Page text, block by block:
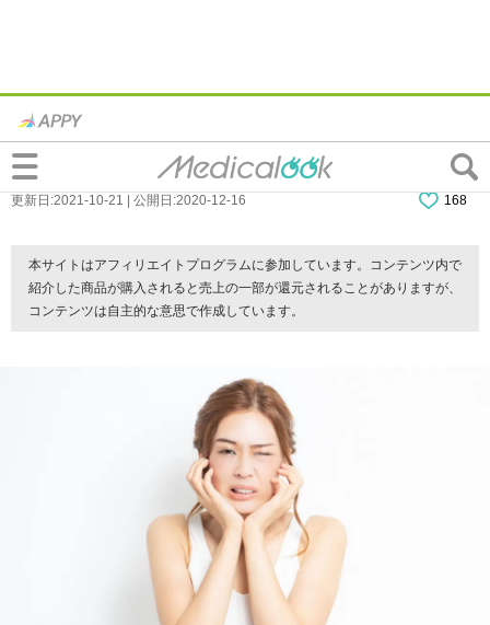
顔が痛い…ストレスによる「三叉神経痛」
かも！何科に行けばいい？
更新日:2021-10-21 | 公開日:2020-12-16 168
本サイトはアフィリエイトプログラムに参加しています。コンテンツ内で
紹介した商品が購入されると売上の一部が還元されることがありますが、
コンテンツは自主的な意思で作成しています。